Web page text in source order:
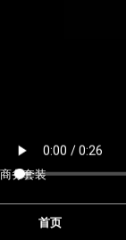
商务套装
首页